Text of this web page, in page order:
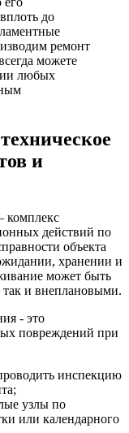
до
ремонт
можете
любых
и
действий по
объекта
хранении и
может быть
и внеплановыми.
- это
повреждений при
инспекцию
узлы по
или календарного